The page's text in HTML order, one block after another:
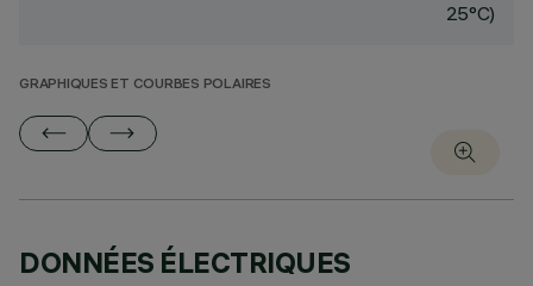
25°C)
GRAPHIQUES ET COURBES POLAIRES
DONNÉES ÉLECTRIQUES